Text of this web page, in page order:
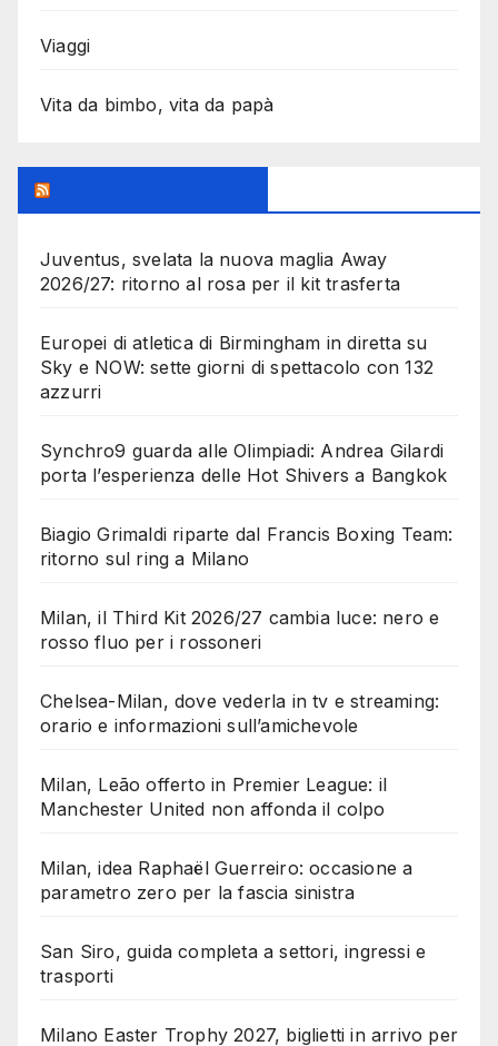
Viaggi
Vita da bimbo, vita da papà
Juventus, svelata la nuova maglia Away
2026/27: ritorno al rosa per il kit trasferta
Europei di atletica di Birmingham in diretta su
Sky e NOW: sette giorni di spettacolo con 132
azzurri
Synchro9 guarda alle Olimpiadi: Andrea Gilardi
porta l’esperienza delle Hot Shivers a Bangkok
Biagio Grimaldi riparte dal Francis Boxing Team:
ritorno sul ring a Milano
Milan, il Third Kit 2026/27 cambia luce: nero e
rosso fluo per i rossoneri
Chelsea-Milan, dove vederla in tv e streaming:
orario e informazioni sull’amichevole
Milan, Leão offerto in Premier League: il
Manchester United non affonda il colpo
Milan, idea Raphaël Guerreiro: occasione a
parametro zero per la fascia sinistra
San Siro, guida completa a settori, ingressi e
trasporti
Milano Easter Trophy 2027, biglietti in arrivo per